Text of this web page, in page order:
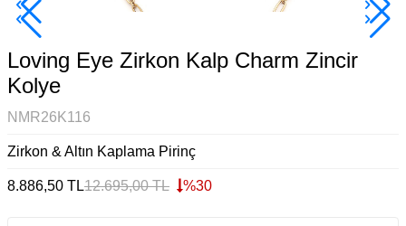
2+ Ürüne +%10
Loving Eye Zirkon Kalp Charm Zincir
Kolye
NMR26K116
Zirkon & Altın Kaplama Pirinç
8.886,50 TL12.695,00TL %30